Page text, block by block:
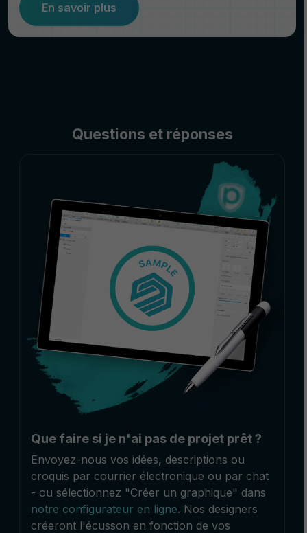
En savoir plus
Questions et réponses
Que faire si je n'ai pas de projet prêt ?
Envoyez-nous vos idées, descriptions ou
croquis par courrier électronique ou par chat
- ou sélectionnez "Créer un graphique" dans
notre configurateur en ligne. Nos designers
créeront l'écusson en fonction de vos